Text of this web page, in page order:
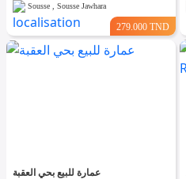
Sousse , Sousse Jawhara
279.000 TND
عمارة للبيع بحي العقبة